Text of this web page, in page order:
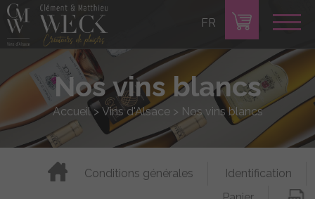
FR
Nos vins blancs
Accueil> Vins d'Alsace> Nos vins blancs
Conditions générales
Identification